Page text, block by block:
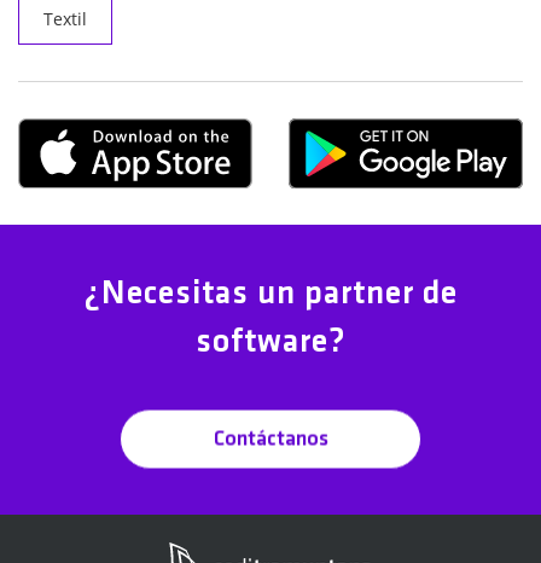
Textil
¿Necesitas un partner de
software?
Contáctanos